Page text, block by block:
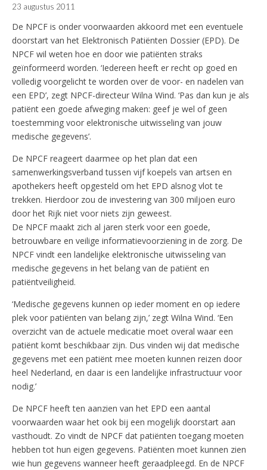
23 augustus 2011
De NPCF is onder voorwaarden akkoord met een eventuele
doorstart van het Elektronisch Patiënten Dossier (EPD). De
NPCF wil weten hoe en door wie patiënten straks
geïnformeerd worden. ‘Iedereen heeft er recht op goed en
volledig voorgelicht te worden over de voor- en nadelen van
een EPD’, zegt NPCF-directeur Wilna Wind. ‘Pas dan kun je als
patiënt een goede afweging maken: geef je wel of geen
toestemming voor elektronische uitwisseling van jouw
medische gegevens’.
De NPCF reageert daarmee op het plan dat een
samenwerkingsverband tussen vijf koepels van artsen en
apothekers heeft opgesteld om het EPD alsnog vlot te
trekken. Hierdoor zou de investering van 300 miljoen euro
door het Rijk niet voor niets zijn geweest.
De NPCF maakt zich al jaren sterk voor een goede,
betrouwbare en veilige informatievoorziening in de zorg. De
NPCF vindt een landelijke elektronische uitwisseling van
medische gegevens in het belang van de patiënt en
patiëntveiligheid.
‘Medische gegevens kunnen op ieder moment en op iedere
plek voor patiënten van belang zijn,’ zegt Wilna Wind. ‘Een
overzicht van de actuele medicatie moet overal waar een
patiënt komt beschikbaar zijn. Dus vinden wij dat medische
gegevens met een patiënt mee moeten kunnen reizen door
heel Nederland, en daar is een landelijke infrastructuur voor
nodig.’
De NPCF heeft ten aanzien van het EPD een aantal
voorwaarden waar het ook bij een mogelijk doorstart aan
vasthoudt. Zo vindt de NPCF dat patiënten toegang moeten
hebben tot hun eigen gegevens. Patiënten moet kunnen zien
wie hun gegevens wanneer heeft geraadpleegd. En de NPCF